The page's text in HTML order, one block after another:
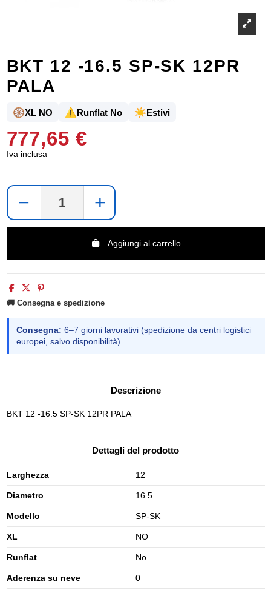
BKT 12 -16.5 SP-SK 12PR
PALA
🛞XL NO ⚠️Runflat No ☀️Estivi
777,65 €
Iva inclusa
− +
Aggiungi al carrello
🚚 Consegna e spedizione
Consegna: 6–7 giorni lavorativi (spedizione da centri logistici
europei, salvo disponibilità).
Descrizione
BKT 12 -16.5 SP-SK 12PR PALA
Dettagli del prodotto
Larghezza 12
Diametro 16.5
Modello SP-SK
XL NO
Runflat No
Aderenza su neve 0